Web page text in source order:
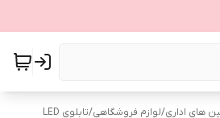
های اداری/لوازم فروشگاهی/تابلوی LED